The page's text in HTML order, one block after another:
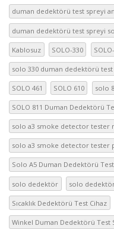
duman dedektörü test spreyi
duman dedektörü test spreyi
Kablosuz SOLO-330
solo 330 duman dedektörü test
SOLO 461 SOLO 610 solo
SOLO 811 Duman Dedektörü
solo a3 smoke detector tester
solo a3 smoke detector tester
Solo A5 Duman Dedektörü
solo dedektör solo
Sıcaklık Dedektörü Test Cihaz
Winkel Duman Dedektörü Test